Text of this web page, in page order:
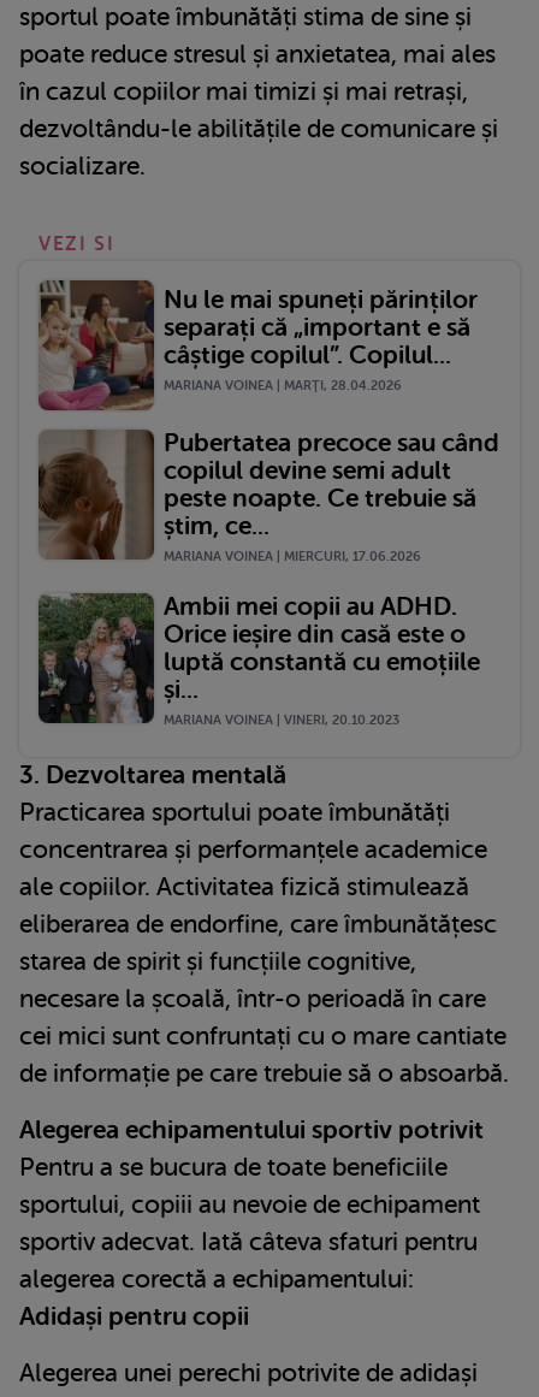
sportul poate îmbunătăți stima de sine și
poate reduce stresul și anxietatea, mai ales
în cazul copiilor mai timizi și mai retrași,
dezvoltându-le abilitățile de comunicare și
socializare.
VEZI SI
Nu le mai spuneți părinților
separați că „important e să
câștige copilul”. Copilul...
MARIANA VOINEA | MARŢI, 28.04.2026
Pubertatea precoce sau când
copilul devine semi adult
peste noapte. Ce trebuie să
știm, ce...
MARIANA VOINEA | MIERCURI, 17.06.2026
Ambii mei copii au ADHD.
Orice ieșire din casă este o
luptă constantă cu emoțiile
și...
MARIANA VOINEA | VINERI, 20.10.2023
3. Dezvoltarea mentală
Practicarea sportului poate îmbunătăți
concentrarea și performanțele academice
ale copiilor. Activitatea fizică stimulează
eliberarea de endorfine, care îmbunătățesc
starea de spirit și funcțiile cognitive,
necesare la școală, într-o perioadă în care
cei mici sunt confruntați cu o mare cantiate
de informație pe care trebuie să o absoarbă.
Alegerea echipamentului sportiv potrivit
Pentru a se bucura de toate beneficiile
sportului, copiii au nevoie de echipament
sportiv adecvat. Iată câteva sfaturi pentru
alegerea corectă a echipamentului:
Adidași pentru copii
Alegerea unei perechi potrivite de adidași